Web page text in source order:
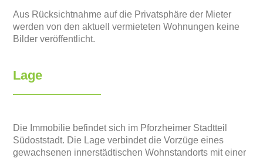
Aus Rücksichtnahme auf die Privatsphäre der Mieter
werden von den aktuell vermieteten Wohnungen keine
Bilder veröffentlicht.
Lage
Die Immobilie befindet sich im Pforzheimer Stadtteil
Südoststadt. Die Lage verbindet die Vorzüge eines
gewachsenen innerstädtischen Wohnstandorts mit einer